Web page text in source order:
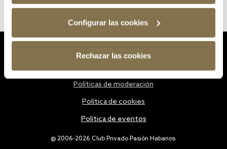
Configurar las cookies
Rechazar las cookies
@ 2006-2026 Club Privado Pasión Habanos.
Políticas de moderación
Política de cookies
Política de eventos